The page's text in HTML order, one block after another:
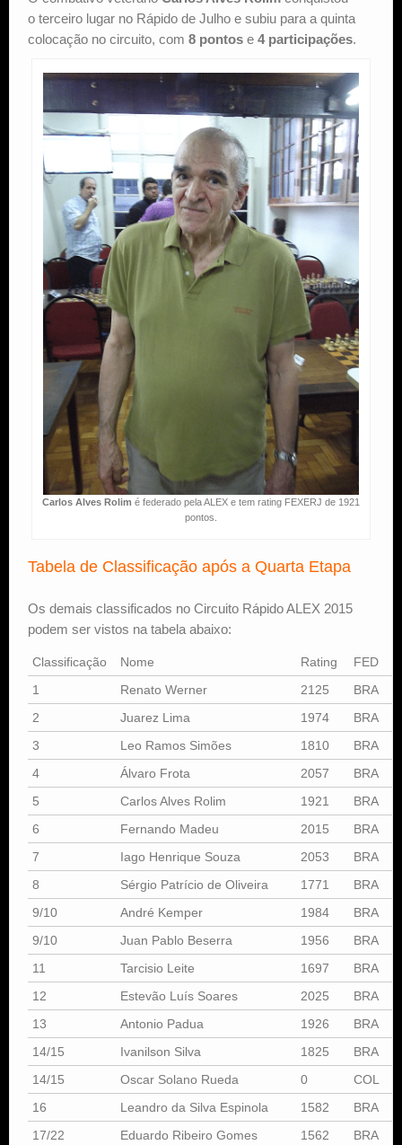
o terceiro lugar no Rápido de Julho e subiu para a quinta
colocação no circuito, com 8 pontos e 4 participações.
Carlos Alves Rolim é federado pela ALEX e tem rating FEXERJ de 1921
pontos.
Tabela de Classificação após a Quarta Etapa
Os demais classificados no Circuito Rápido ALEX 2015
podem ser vistos na tabela abaixo:
Classificação Nome Rating FED
1
Renato Werner 2125 BRA
2
Juarez Lima 1974 BRA
3
Leo Ramos Simões 1810 BRA
4
Álvaro Frota 2057 BRA
5
Carlos Alves Rolim 1921 BRA
6
Fernando Madeu 2015 BRA
7
Iago Henrique Souza 2053 BRA
8
Sérgio Patrício de Oliveira 1771 BRA
9/10
André Kemper 1984 BRA
9/10
Juan Pablo Beserra 1956 BRA
11
Tarcisio Leite 1697 BRA
12
Estevão Luís Soares 2025 BRA
13
Antonio Padua 1926 BRA
14/15
Ivanilson Silva 1825 BRA
14/15
Oscar Solano Rueda 0 COL
16
Leandro da Silva Espinola 1582 BRA
17/22
Eduardo Ribeiro Gomes 1562 BRA